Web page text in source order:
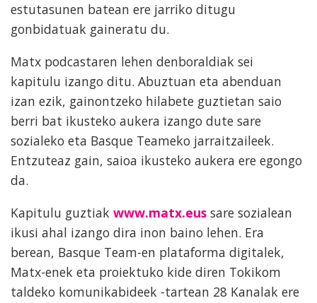
estutasunen batean ere jarriko ditugu
gonbidatuak gaineratu du.
Matx podcastaren lehen denboraldiak sei
kapitulu izango ditu. Abuztuan eta abenduan
izan ezik, gainontzeko hilabete guztietan saio
berri bat ikusteko aukera izango dute sare
sozialeko eta Basque Teameko jarraitzaileek.
Entzuteaz gain, saioa ikusteko aukera ere egongo
da.
Kapitulu guztiak www.matx.eus sare sozialean
ikusi ahal izango dira inon baino lehen. Era
berean, Basque Team-en plataforma digitalek,
Matx-enek eta proiektuko kide diren Tokikom
taldeko komunikabideek -tartean 28 Kanalak ere